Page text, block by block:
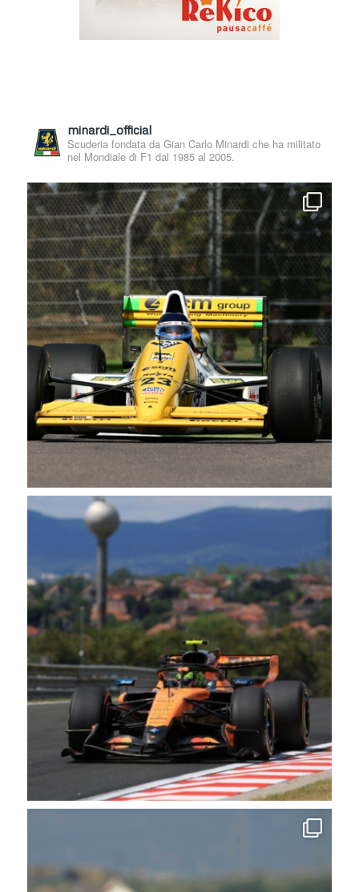
minardi_official
Scuderia fondata da Gian Carlo Minardi che ha militato
nel Mondiale di F1 dal 1985 al 2005.